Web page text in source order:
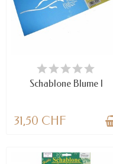
NUR NOCH WENIGE TEILE
VERFÜGBAR
Schablone Blume I
31,50 CHF